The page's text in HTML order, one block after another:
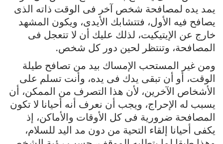
يمد يده لمصافحة شخص آخر فى الوقت ذاته الذى
يصافح فيه الأول، فتتشابك الأيدى، ويكون المشهد
خارج عن الإيتيكيت، لذلك عليك أن لا تتعجل فى
المصافحة، وتنتظر لحين دور كل شخص.
ومن غير المستحب الإمساك بيد من تصافح طيلة
الوقت، أو أن تبقى يدك فى يده، وأنت تسلم على
الأشخاص الآخرين، لأن هذا التصرف من الممكن، أن
يسبب له الإحراج، ويجب أن نعرف أنه أحيانا لا تكون
المصافحة ضرورية فى كل الأوقات والأماكن، إذ
يكفى أحيانا إلقاء التحية من دون مد اليد للسلام،